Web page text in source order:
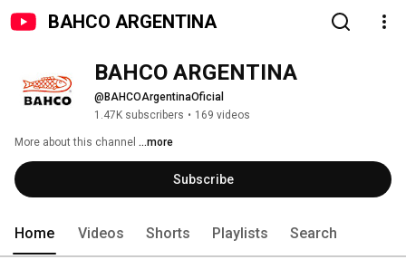
BAHCO ARGENTINA
BAHCO ARGENTINA
@BAHCOArgentinaOficial
1.47K subscribers • 169 videos
More about this channel ...more
Subscribe
Home Videos Shorts Playlists Search